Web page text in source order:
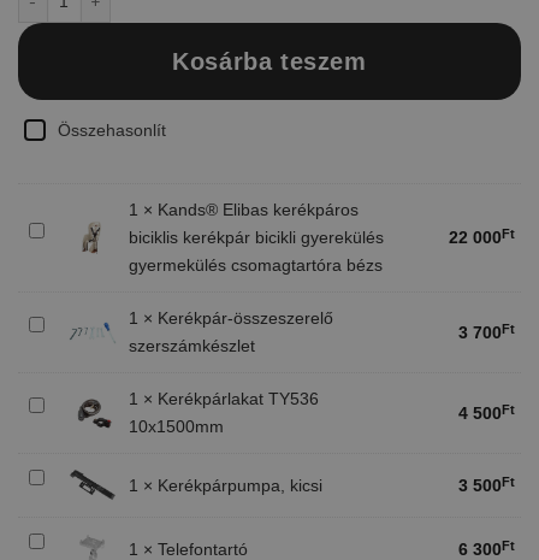
Kosárba teszem
Összehasonlít
Kands®
kerékpár
gyermekülés
csomagtartóra
1 × Kands® Elibas kerékpáros
biciklis kerékpár bicikli gyerekülés
gyermekülés csomagtartóra bézs
22 000Ft
Kerékpár-
összeszerelő
1 × Kerékpár-összeszerelő
szerszámkészlet
3 700Ft
Kerékpárlakat
1 × Kerékpárlakat TY536
10x1500mm
4 500Ft
Kerékpárpumpa,
1 × Kerékpárpumpa, kicsi 3 500Ft
Telefontartó 1 × Telefontartó 6 300Ft